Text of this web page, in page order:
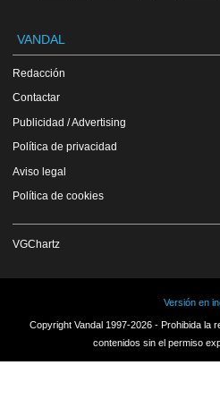
VANDAL
Redacción
Contactar
Publicidad / Advertising
Política de privacidad
Aviso legal
Política de cookies
VGChartz
Versión en
Copyright Vandal 1997-2026 - Prohibida la
contenidos sin el permiso